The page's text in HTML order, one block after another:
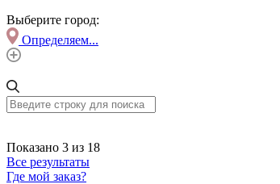
Выберите город:
Определяем...
Показано 3 из 18
Все результаты
Где мой заказ?